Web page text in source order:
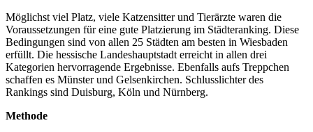
Möglichst viel Platz, viele Katzensitter und Tierärzte waren die
Voraussetzungen für eine gute Platzierung im Städteranking. Diese
Bedingungen sind von allen 25 Städten am besten in Wiesbaden
erfüllt. Die hessische Landeshauptstadt erreicht in allen drei
Kategorien hervorragende Ergebnisse. Ebenfalls aufs Treppchen
schaffen es Münster und Gelsenkirchen. Schlusslichter des
Rankings sind Duisburg, Köln und Nürnberg.
Methode